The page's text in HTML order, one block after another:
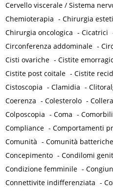
Cervello viscerale / Sistema
Chemioterapia -Chirurgia
Chirurgia oncologica -Cicatrici
Circonferenza addominale -
Cisti ovariche -Cistite
Cistite post coitale -Cistite
Cistoscopia -Clamidia -
Coerenza -Colesterolo -
Colposcopia -Coma -
Compliance -Comportamenti
Comunità -Comunità
Concepimento -Condilomi
Condizione femminile -
Connettivite indifferenziata -